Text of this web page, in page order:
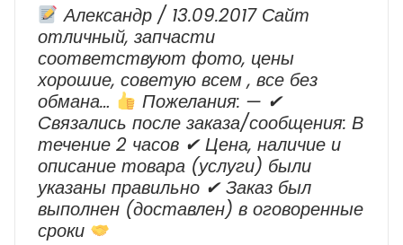
Александр / 13.09.2017 Сайт
отличный, запчасти
соответствуют фото, цены
хорошие, советую всем , все без
обмана…
Пожелания: — ✔
Cвязались после заказа/сообщения: В
течение 2 часов ✔ Цена, наличие и
описание товара (услуги) были
указаны правильно ✔ Заказ был
выполнен (доставлен) в оговоренные
сроки